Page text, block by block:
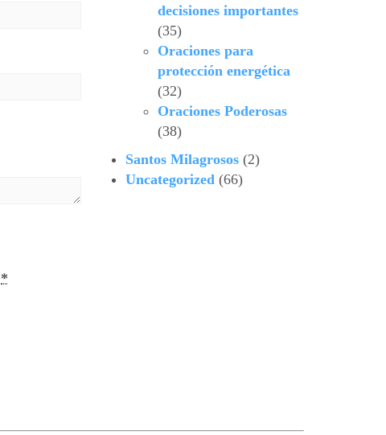
*
decisiones importantes
(35)
Oraciones para
protección energética
(32)
Oraciones Poderosas
(38)
Santos Milagrosos(2)
Uncategorized(66)